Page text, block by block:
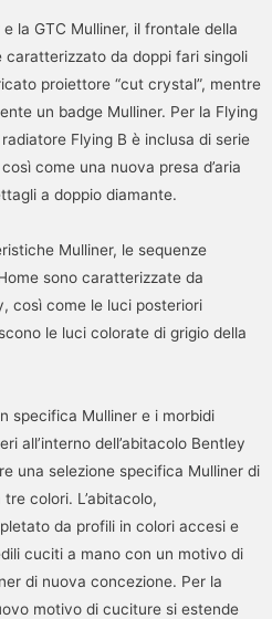
la GTC Mulliner, il frontale della
caratterizzato da doppi fari singoli
proiettore “cut crystal”, mentre
un badge Mulliner. Per la Flying
Flying B è inclusa di serie
come una nuova presa d’aria
a doppio diamante.
Mulliner, le sequenze
sono caratterizzate da
così come le luci posteriori
le luci colorate di grigio della
specifica Mulliner e i morbidi
all’interno dell’abitacolo Bentley
una selezione specifica Mulliner di
colori. L’abitacolo,
da profili in colori accesi e
cuciti a mano con un motivo di
di nuova concezione. Per la
motivo di cuciture si estende